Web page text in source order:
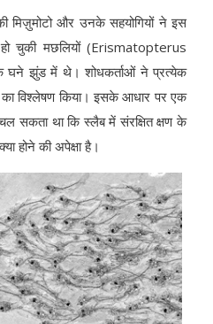
मिज़ुमोटो और उनके सहयोगियों ने इस
चुकी मछलियों (Erismatopterus
घने झुंड में थे। शोधकर्ताओं ने प्रत्येक
विश्लेषण किया। इसके आधार पर एक
सकता था कि स्लैब में संरक्षित क्षण के
होने की अपेक्षा है।